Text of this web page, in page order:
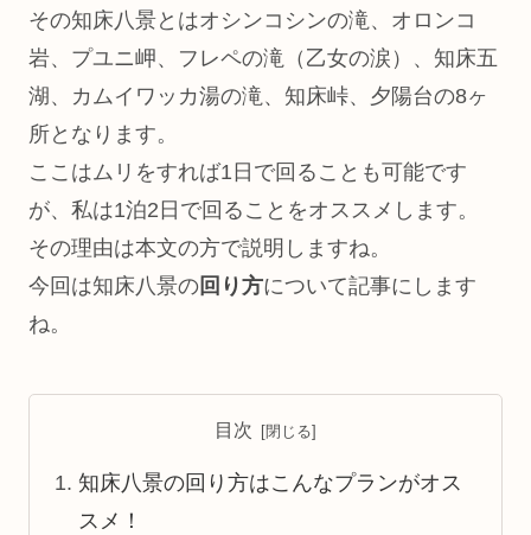
その知床八景とはオシンコシンの滝、オロンコ
岩、プユニ岬、フレペの滝（乙女の涙）、知床五
湖、カムイワッカ湯の滝、知床峠、夕陽台の8ヶ
所となります。
ここはムリをすれば1日で回ることも可能です
が、私は1泊2日で回ることをオススメします。
その理由は本文の方で説明しますね。
今回は知床八景の回り方について記事にします
ね。
目次
知床八景の回り方はこんなプランがオス
スメ！